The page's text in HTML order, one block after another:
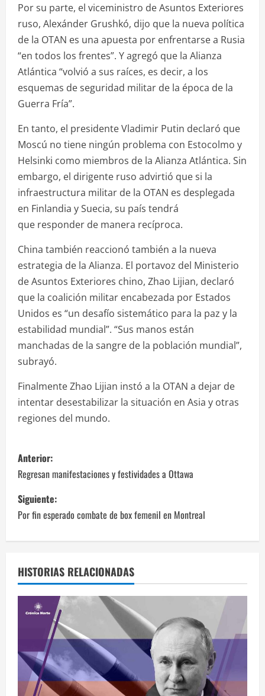
Por su parte, el viceministro de Asuntos Exteriores
ruso, Alexánder Grushkó, dijo que la nueva política
de la OTAN es una apuesta por enfrentarse a Rusia
“en todos los frentes”. Y agregó que la Alianza
Atlántica “volvió a sus raíces, es decir, a los
esquemas de seguridad militar de la época de la
Guerra Fría”.
En tanto, el presidente Vladimir Putin declaró que
Moscú no tiene ningún problema con Estocolmo y
Helsinki como miembros de la Alianza Atlántica. Sin
embargo, el dirigente ruso advirtió que si la
infraestructura militar de la OTAN es desplegada
en Finlandia y Suecia, su país tendrá
que responder de manera recíproca.
China también reaccionó también a la nueva
estrategia de la Alianza. El portavoz del Ministerio
de Asuntos Exteriores chino, Zhao Lijian, declaró
que la coalición militar encabezada por Estados
Unidos es “un desafío sistemático para la paz y la
estabilidad mundial”. “Sus manos están
manchadas de la sangre de la población mundial”,
subrayó.
Finalmente Zhao Lijian instó a la OTAN a dejar de
intentar desestabilizar la situación en Asia y otras
regiones del mundo.
N
a
v
e
a
c
ó
n
Anterior:
Regresan manifestaciones y festividades a Ottawa
Siguiente:
Por fin esperado combate de box femenil en Montreal
HISTORIAS RELACIONADAS